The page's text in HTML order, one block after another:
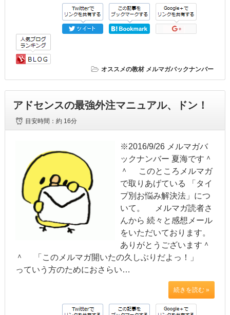
オススメの教材 メルマガバックナンバー
アドセンスの最強外注マニュアル、ドン！
目安時間：約 16分
※2016/9/26 メルマガバ
ックナンバー 夏海です＾
＾ このところメルマガ
で取りあげている 「タイ
プ別お悩み解決法」につ
いて。 メルマガ読者さ
んから 続々と感想メール
をいただいております。
ありがとうございます＾
＾ 「このメルマガ開いたの久しぶりだよっ！」
っていう方のためにおさらい…
続きを読む »